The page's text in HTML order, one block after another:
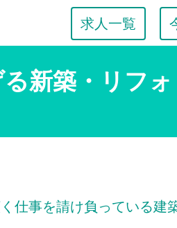
求人一覧
新築・リフォ
仕事を請け負っている建